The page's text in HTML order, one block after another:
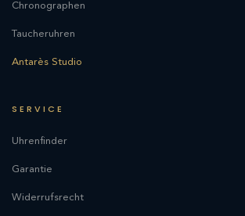
Chronographen
Taucheruhren
Antarès Studio
SERVICE
Uhrenfinder
Garantie
Widerrufsrecht